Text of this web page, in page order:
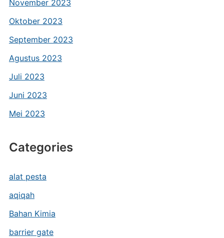
November 2023
Oktober 2023
September 2023
Agustus 2023
Juli 2023
Juni 2023
Mei 2023
Categories
alat pesta
aqiqah
Bahan Kimia
barrier gate